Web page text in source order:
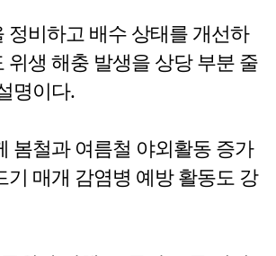
정비하고 배수 상태를 개선하
위생 해충 발생을 상당 부분 줄
명이다.
봄철과 여름철 야외활동 증가
기 매개 감염병 예방 활동도 강